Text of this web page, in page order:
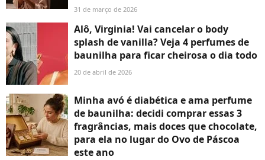
31 de março de 2026
Alô, Virginia! Vai cancelar o body
splash de vanilla? Veja 4 perfumes de
baunilha para ficar cheirosa o dia todo
20 de abril de 2026
Minha avó é diabética e ama perfume
de baunilha: decidi comprar essas 3
fragrâncias, mais doces que chocolate,
para ela no lugar do Ovo de Páscoa
este ano